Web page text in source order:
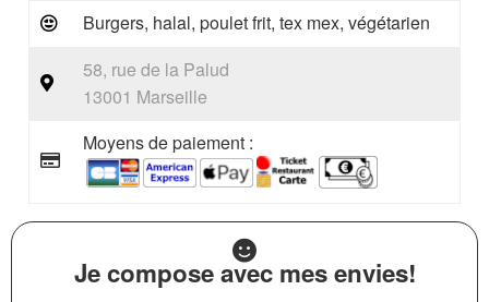
Burgers, halal, poulet frit, tex mex, végétarien
58, rue de la Palud
13001 Marseille
Moyens de paiement :
Je compose avec mes envies!